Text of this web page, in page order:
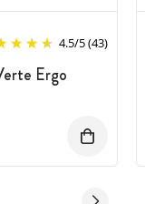
4.5/5(43)
Ergo